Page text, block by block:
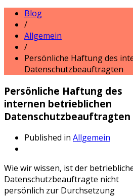
Blog
/
Allgemein
/
Persönliche Haftung des
Datenschutzbeauftragten
Persönliche Haftung des
internen betrieblichen
Datenschutzbeauftragten
Published in Allgemein
Wie wir wissen, ist der
Datenschutzbeauftragte nicht
persönlich zur Durchsetzung